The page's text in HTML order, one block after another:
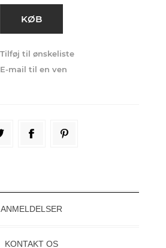
ANMELDELSER
KONTAKT OS